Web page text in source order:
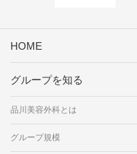
HOME
グループを知る
品川美容外科とは
グループ規模